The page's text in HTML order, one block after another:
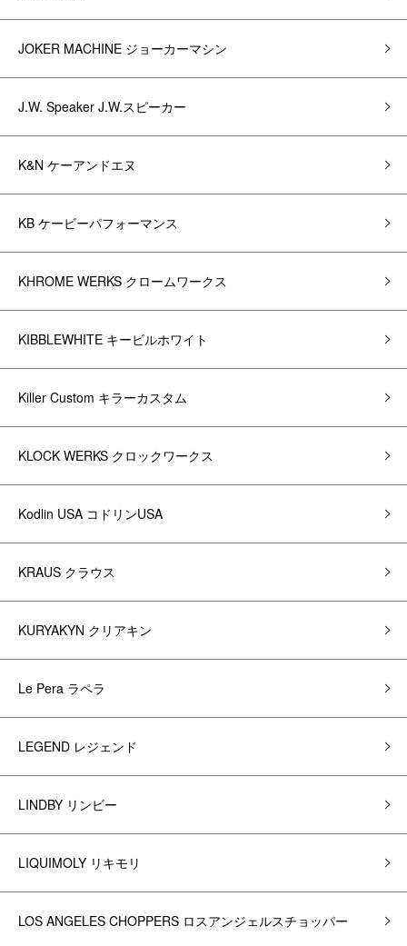
JOKER MACHINE ジョーカーマシン
J.W. Speaker J.W.スピーカー
K&N ケーアンドエヌ
KB ケービーパフォーマンス
KHROME WERKS クロームワークス
KIBBLEWHITE キービルホワイト
Killer Custom キラーカスタム
KLOCK WERKS クロックワークス
Kodlin USA コドリンUSA
KRAUS クラウス
KURYAKYN クリアキン
Le Pera ラペラ
LEGEND レジェンド
LINDBY リンビー
LIQUIMOLY リキモリ
LOS ANGELES CHOPPERS ロスアンジェルスチョッパー